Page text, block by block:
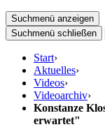
Suchmenü anzeigen
Suchmenü schließen
Start›
Aktuelles›
Videos›
Videoarchiv›
Konstanze
erwartet"